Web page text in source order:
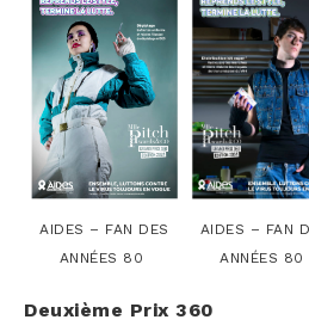
AIDES – FAN DES
ANNÉES 80
AIDES – FAN
ANNÉES 80
Deuxième Prix 360